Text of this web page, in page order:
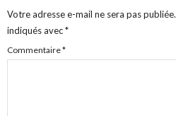
Votre adresse e-mail ne sera pas publiée.
indiqués avec*
Commentaire*